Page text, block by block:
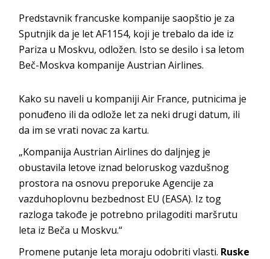
Predstavnik francuske kompanije saopštio je za
Sputnjik da je let AF1154, koji je trebalo da ide iz
Pariza u Moskvu, odložen. Isto se desilo i sa letom
Beč-Moskva kompanije Austrian Airlines.
Kako su naveli u kompaniji Air France, putnicima je
ponuđeno ili da odlože let za neki drugi datum, ili
da im se vrati novac za kartu.
„Kompanija Austrian Airlines do daljnjeg je
obustavila letove iznad beloruskog vazdušnog
prostora na osnovu preporuke Agencije za
vazduhoplovnu bezbednost EU (EASA). Iz tog
razloga takođe je potrebno prilagoditi maršrutu
leta iz Beča u Moskvu.“
Promene putanje leta moraju odobriti vlasti. Ruske